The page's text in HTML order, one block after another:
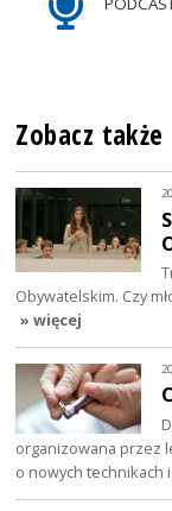
Zobacz także
Obywatelskim. Czy
» więcej
organizowana przez
o nowych technikach